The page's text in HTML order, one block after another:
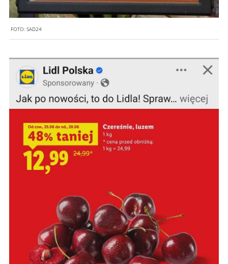
FOTO: SAD24